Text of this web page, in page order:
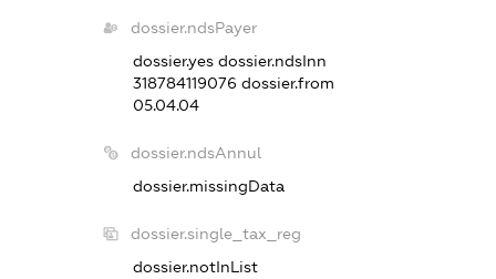
dossier.ndsPayer
dossier.yes dossier.ndsInn
318784119076 dossier.from
05.04.04
dossier.ndsAnnul
dossier.missingData
dossier.single_tax_reg
dossier.notInList